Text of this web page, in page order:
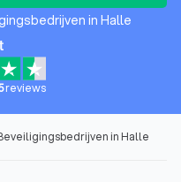
in Halle
reviews
in Halle